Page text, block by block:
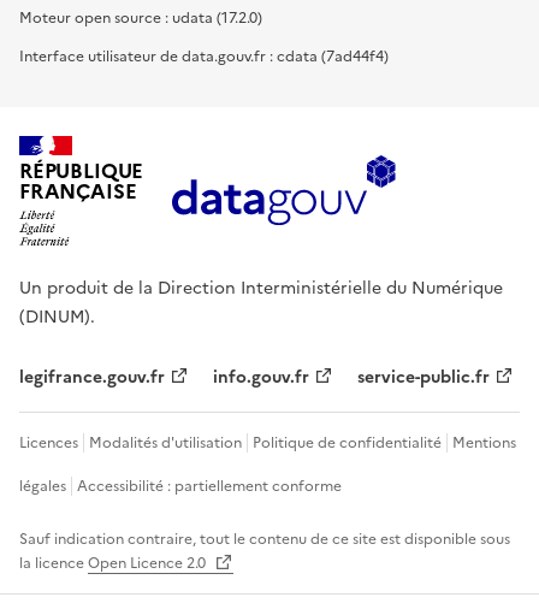
Moteur open source : udata (17.2.0)
Interface utilisateur de data.gouv.fr : cdata (7ad44f4)
RÉPUBLIQUE
FRANÇAISE
Un produit de la Direction Interministérielle du Numérique
(DINUM).
legifrance.gouv.fr info.gouv.fr service-public.fr
Licences Modalités d'utilisation Politique de confidentialité Mentions
légales Accessibilité : partiellement conforme
Sauf indication contraire, tout le contenu de ce site est disponible sous
la licenceOpen Licence 2.0